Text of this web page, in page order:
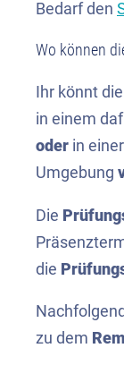
Bedarf den
Wo können
Ihr könnt
in einem
oder in
Umgebung
Die
die
zu dem